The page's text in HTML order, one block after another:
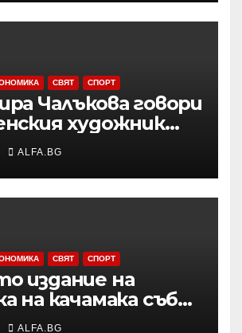
СВЯТ СПОРТ
Чалъкова говори
художник
на
за Пенчо
и модернизма в
ALFA.BG
СВЯТ СПОРТ
издание на
на качамака събра
гости в
ALFA.BG